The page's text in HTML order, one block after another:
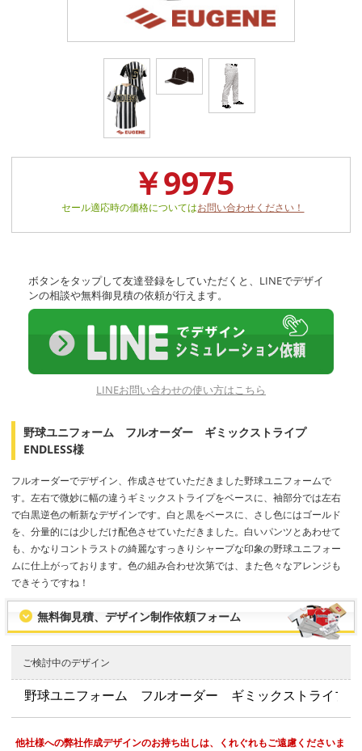
￥9975
セール適応時の価格についてはお問い合わせください！
ボタンをタップして友達登録をしていただくと、LINEでデザイ
ンの相談や無料御見積の依頼が行えます。
LINEお問い合わせの使い方はこちら
野球ユニフォーム フルオーダー ギミックストライプ
ENDLESS様
フルオーダーでデザイン、作成させていただきました野球ユニフォームで
す。左右で微妙に幅の違うギミックストライプをベースに、袖部分では左右
で白黒逆色の斬新なデザインです。白と黒をベースに、さし色にはゴールド
を、分量的には少しだけ配色させていただきました。白いパンツとあわせて
も、かなりコントラストの綺麗なすっきりシャープな印象の野球ユニフォー
ムに仕上がっております。色の組み合わせ次第では、また色々なアレンジも
できそうですね！
無料御見積、デザイン制作依頼フォーム
ご検討中のデザイン
他社様への弊社作成デザインのお持ち出しは、くれぐれもご遠慮くださいま